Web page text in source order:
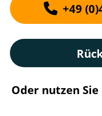
+49
Oder nutzen